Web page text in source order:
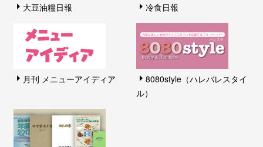
大豆油糧日報 冷食日報
月刊 メニューアイディア
8080style（ハレバレスタイ
ル）